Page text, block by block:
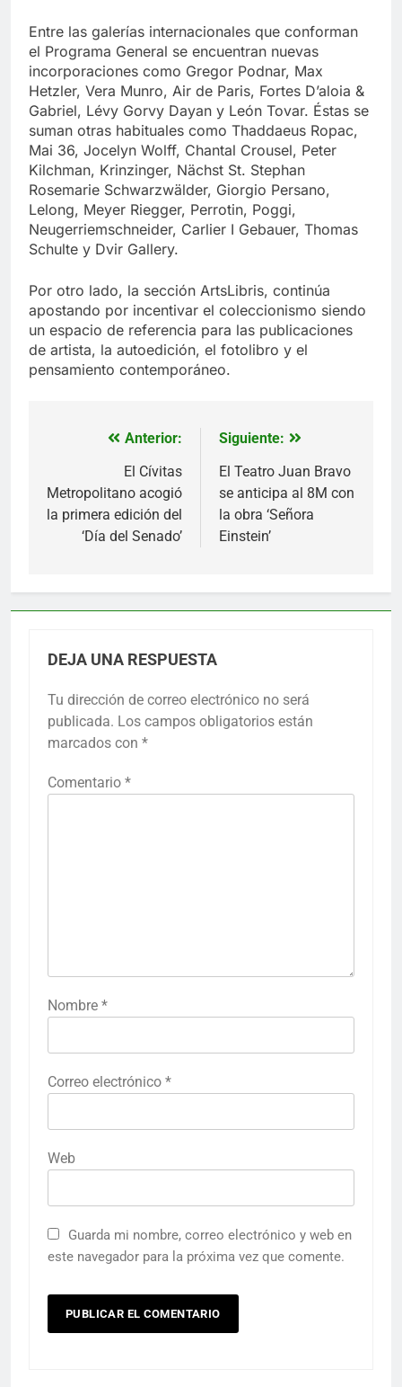
Entre las galerías internacionales que conforman
el Programa General se encuentran nuevas
incorporaciones como Gregor Podnar, Max
Hetzler, Vera Munro, Air de Paris, Fortes D’aloia &
Gabriel, Lévy Gorvy Dayan y León Tovar. Éstas se
suman otras habituales como Thaddaeus Ropac,
Mai 36, Jocelyn Wolff, Chantal Crousel, Peter
Kilchman, Krinzinger, Nächst St. Stephan
Rosemarie Schwarzwälder, Giorgio Persano,
Lelong, Meyer Riegger, Perrotin, Poggi,
Neugerriemschneider, Carlier I Gebauer, Thomas
Schulte y Dvir Gallery.
Por otro lado, la sección ArtsLibris, continúa
apostando por incentivar el coleccionismo siendo
un espacio de referencia para las publicaciones
de artista, la autoedición, el fotolibro y el
pensamiento contemporáneo.
Navegación
entradas
Anterior:
El Cívitas
Metropolitano acogió
la primera edición del
‘Día del Senado’
Siguiente:
El Teatro Juan Bravo
se anticipa al 8M con
la obra ‘Señora
Einstein’
DEJA UNA RESPUESTA
Tu dirección de correo electrónico no será
publicada. Los campos obligatorios están
marcados con *
Comentario *
Nombre *
Correo electrónico *
Web
Guarda mi nombre, correo electrónico y web en
este navegador para la próxima vez que comente.